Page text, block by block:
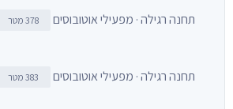
תחנה רגילה · מפעילי אוטובוסים 378 מטר
תחנה רגילה · מפעילי אוטובוסים 383 מטר